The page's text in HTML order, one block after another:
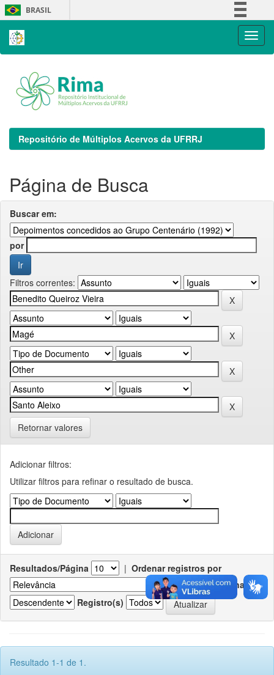
Skip
navigation
BRASIL
Repositório de Múltiplos Acervos da UFRRJ
Página de Busca
Buscar em:
por
Filtros correntes:
Retornar valores
Adicionar filtros:
Utilizar filtros para refinar o resultado de busca.
Resultados/Página | Ordenar registros por
Ordenar
Registro(s)
Resultado 1-1 de 1.